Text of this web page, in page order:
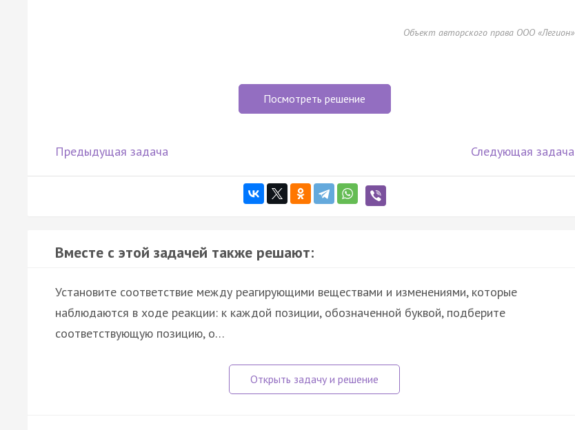
Объект авторского права ООО «Легион»
Посмотреть решение
Предыдущая задача Следующая задача
Вместе с этой задачей также решают:
Установите соответствие между реагирующими веществами и изменениями, которые
наблюдаются в ходе реакции: к каждой позиции, обозначенной буквой, подберите
соответствующую позицию, о…